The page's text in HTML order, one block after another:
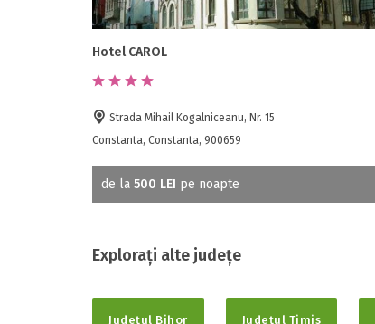
Hotel CAROL
Strada Mihail Kogalniceanu, Nr. 15
Constanta, Constanta, 900659
de la 500 LEI pe noapte
Explorați alte județe
Județul Bihor Județul Timis